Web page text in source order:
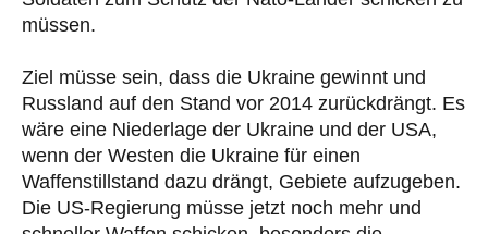
müssen.
Ziel müsse sein, dass die Ukraine gewinnt und
Russland auf den Stand vor 2014 zurückdrängt. Es
wäre eine Niederlage der Ukraine und der USA,
wenn der Westen die Ukraine für einen
Waffenstillstand dazu drängt, Gebiete aufzugeben.
Die US-Regierung müsse jetzt noch mehr und